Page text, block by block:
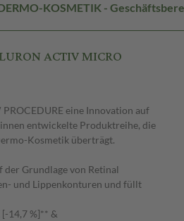
KOSMETIK -
ACTIV MICRO
eine Innovation auf
entwickelte Produktreihe, die
Kosmetik überträgt.
Grundlage von Retinal
und Lippenkonturen und füllt
[-14,7 %]** &